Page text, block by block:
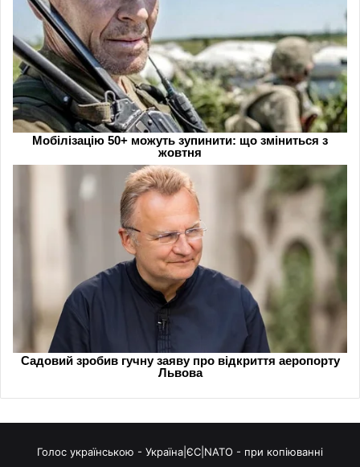
Голос українською - Україна|ЄС|NATO - при копіюванні